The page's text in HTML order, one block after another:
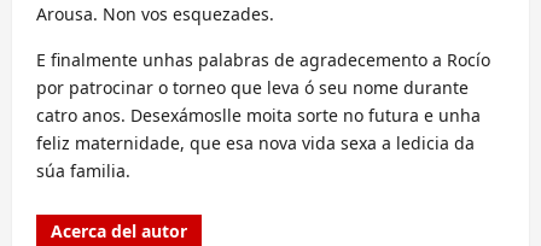
Arousa. Non vos esquezades.
E finalmente unhas palabras de agradecemento a Rocío
por patrocinar o torneo que leva ó seu nome durante
catro anos. Desexámoslle moita sorte no futura e unha
feliz maternidade, que esa nova vida sexa a ledicia da
súa familia.
Acerca del autor